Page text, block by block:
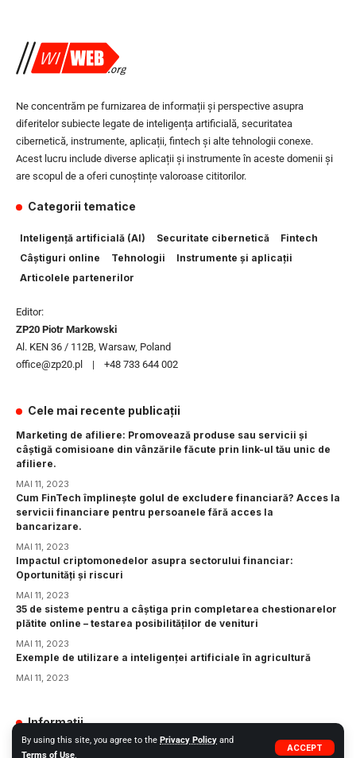
By using this site, you agree to the Privacy Policy and
Terms of Use.
ACCEPT
Ne concentrăm pe furnizarea de informații și perspective asupra
diferitelor subiecte legate de inteligența artificială, securitatea
cibernetică, instrumente, aplicații, fintech și alte tehnologii conexe.
Acest lucru include diverse aplicații și instrumente în aceste domenii și
are scopul de a oferi cunoștințe valoroase cititorilor.
Categorii tematice
Inteligență artificială (AI) Securitate cibernetică
Fintech
Câștiguri online
Tehnologii
Instrumente și aplicații
Articolele partenerilor
Editor:
ZP20 Piotr Markowski
Al. KEN 36 / 112B, Warsaw, Poland
office@zp20.pl | +48 733 644 002
Cele mai recente publicații
Marketing de afiliere: Promovează produse sau servicii și
câștigă comisioane din vânzările făcute prin link-ul tău unic de
afiliere.
MAI 11, 2023
Cum FinTech împlinește golul de excludere financiară? Acces la
servicii financiare pentru persoanele fără acces la
bancarizare.
MAI 11, 2023
Impactul criptomonedelor asupra sectorului financiar:
Oportunități și riscuri
MAI 11, 2023
35 de sisteme pentru a câștiga prin completarea chestionarelor
plătite online – testarea posibilităților de venituri
MAI 11, 2023
Exemple de utilizare a inteligenței artificiale în agricultură
MAI 11, 2023
Informații
GDPR